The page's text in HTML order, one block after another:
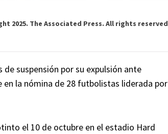
2025. The Associated Press. All rights reserved
de suspensión por su expulsión ante
en la nómina de 28 futbolistas liderada por
el 10 de octubre en el estadio Hard